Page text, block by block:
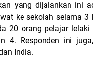
yang dijalankan ini
ke sekolah selama
20 orang pelajar
4. Responden ini
India.